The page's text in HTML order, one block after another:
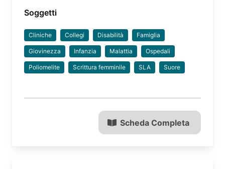
Soggetti
Cliniche Collegi Disabilità Famiglia
Giovinezza Infanzia Malattia Ospedali
Poliomelite Scrittura femminile SLA Suore
Scheda Completa